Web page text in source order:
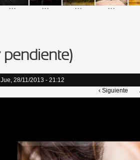
... ... ... ...
pendiente)
28/11/2013 - 21:12
‹ Siguiente